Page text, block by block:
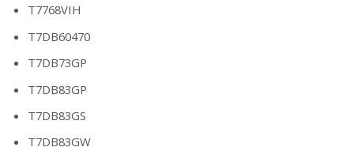
T7768VIH
T7DB60470
T7DB73GP
T7DB83GP
T7DB83GS
T7DB83GW